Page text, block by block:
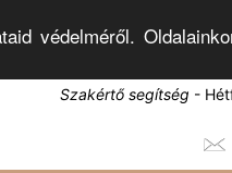
védelméről.
Szakértő segítség -